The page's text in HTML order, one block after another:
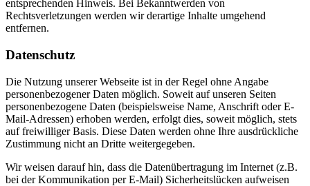
entsprechenden Hinweis. Bei Bekanntwerden von
Rechtsverletzungen werden wir derartige Inhalte umgehend
entfernen.
Datenschutz
Die Nutzung unserer Webseite ist in der Regel ohne Angabe
personenbezogener Daten möglich. Soweit auf unseren Seiten
personenbezogene Daten (beispielsweise Name, Anschrift oder E-
Mail-Adressen) erhoben werden, erfolgt dies, soweit möglich, stets
auf freiwilliger Basis. Diese Daten werden ohne Ihre ausdrückliche
Zustimmung nicht an Dritte weitergegeben.
Wir weisen darauf hin, dass die Datenübertragung im Internet (z.B.
bei der Kommunikation per E-Mail) Sicherheitslücken aufweisen